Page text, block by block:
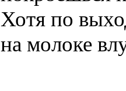
Хотя по
на молоке